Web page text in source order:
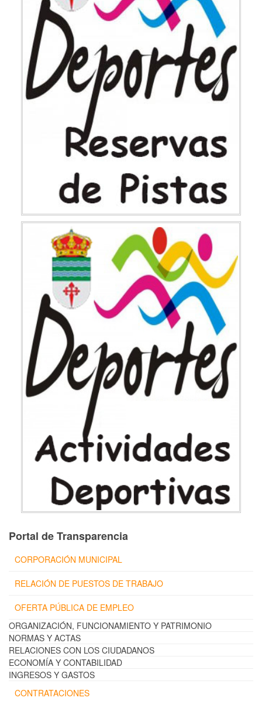
Portal de Transparencia
CORPORACIÓN MUNICIPAL
RELACIÓN DE PUESTOS DE TRABAJO
OFERTA PÚBLICA DE EMPLEO
ORGANIZACIÓN, FUNCIONAMIENTO Y PATRIMONIO
NORMAS Y ACTAS
RELACIONES CON LOS CIUDADANOS
ECONOMÍA Y CONTABILIDAD
INGRESOS Y GASTOS
CONTRATACIONES